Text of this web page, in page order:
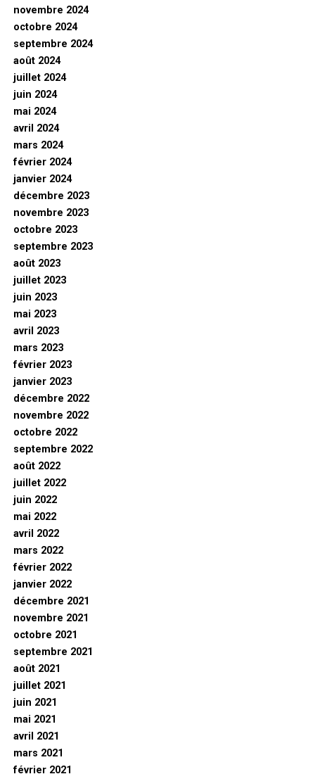
novembre 2024
octobre 2024
septembre 2024
août 2024
juillet 2024
juin 2024
mai 2024
avril 2024
mars 2024
février 2024
janvier 2024
décembre 2023
novembre 2023
octobre 2023
septembre 2023
août 2023
juillet 2023
juin 2023
mai 2023
avril 2023
mars 2023
février 2023
janvier 2023
décembre 2022
novembre 2022
octobre 2022
septembre 2022
août 2022
juillet 2022
juin 2022
mai 2022
avril 2022
mars 2022
février 2022
janvier 2022
décembre 2021
novembre 2021
octobre 2021
septembre 2021
août 2021
juillet 2021
juin 2021
mai 2021
avril 2021
mars 2021
février 2021